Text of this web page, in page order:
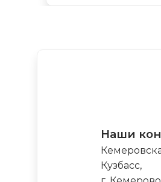
Наши
Кузбасс,